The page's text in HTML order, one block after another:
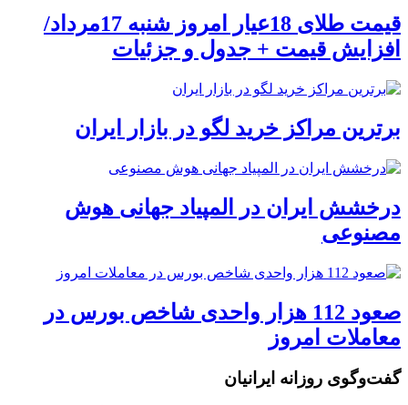
قیمت طلای 18عیار امروز شنبه 17مرداد/
افزایش قیمت + جدول و جزئیات
برترین مراکز خرید لگو در بازار ایران
درخشش ایران در المپیاد جهانی هوش
مصنوعی
صعود 112 هزار واحدی شاخص بورس در
معاملات امروز
گفت‌وگوی روزانه ایرانیان